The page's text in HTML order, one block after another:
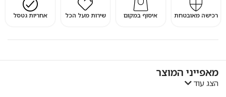
רכישה מאובטחת איסוף במקום שירות מעל הכל אחריות גטסל
מאפייני המוצר
הצג עוד